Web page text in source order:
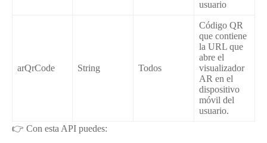
usuario
arQrCode String Todos
Código QR
que contiene
la URL que
abre el
visualizador
AR en el
dispositivo
móvil del
usuario.
👉 Con esta API puedes: